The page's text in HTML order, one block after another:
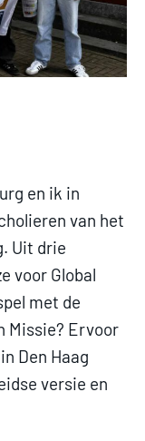
en ik in
van het
Uit drie
voor Global
met de
Missie? Ervoor
Den Haag
versie en